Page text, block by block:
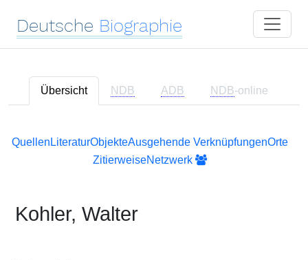
Deutsche Biographie
Übersicht NDB ADB NDB-online
Quellen LiteraturObjekteAusgehende VerknüpfungenOrte
ZitierweiseNetzwerk
Kohler, Walter